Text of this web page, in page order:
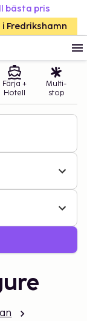
bästa pris
i Fredrikshamn
Färja +
Hotell
Multi-
stop